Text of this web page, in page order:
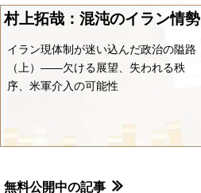
村上拓哉：混沌のイラン情勢
イラン現体制が迷い込んだ政治の隘路
（上）――欠ける展望、失われる秩
序、米軍介入の可能性
無料公開中の記事